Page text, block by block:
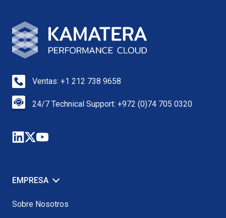
Ventas: +1 212 738 9658
24/7 Technical Support: +972 (0)74 705 0320
EMPRESA
Sobre Nosotros